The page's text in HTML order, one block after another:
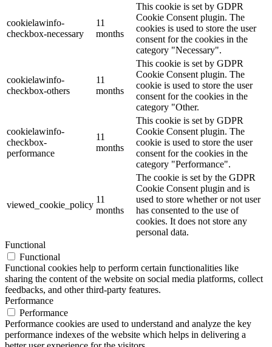
cookielawinfo-
checkbox-necessary
11
months
This cookie is set by GDPR
Cookie Consent plugin. The
cookies is used to store the user
consent for the cookies in the
category "Necessary".
cookielawinfo-
checkbox-others
11
months
This cookie is set by GDPR
Cookie Consent plugin. The
cookie is used to store the user
consent for the cookies in the
category "Other.
cookielawinfo-
checkbox-
performance
11
months
This cookie is set by GDPR
Cookie Consent plugin. The
cookie is used to store the user
consent for the cookies in the
category "Performance".
viewed_cookie_policy
11
months
The cookie is set by the GDPR
Cookie Consent plugin and is
used to store whether or not user
has consented to the use of
cookies. It does not store any
personal data.
Functional
Functional
Functional cookies help to perform certain functionalities like
sharing the content of the website on social media platforms, collect
feedbacks, and other third-party features.
Performance
Performance
Performance cookies are used to understand and analyze the key
performance indexes of the website which helps in delivering a